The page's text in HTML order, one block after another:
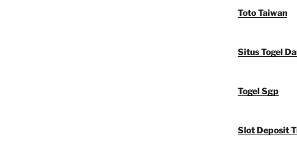
Toto Taiwan
Situs Togel
Togel Sgp
Slot Deposit